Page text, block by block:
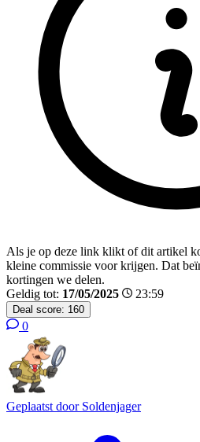
Als je op deze link klikt of dit artikel
kleine commissie voor krijgen. Dat
kortingen we delen.
Geldig tot: 17/05/2025 23:59
Deal score: 160
0
Geplaatst door Soldenjager